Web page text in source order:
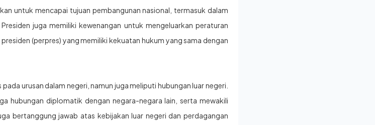
untuk mencapai tujuan pembangunan nasional, termasuk dalam
juga memiliki kewenangan untuk mengeluarkan peraturan
(perpres) yang memiliki kekuatan hukum yang sama dengan
urusan dalam negeri, namun juga meliputi hubungan luar negeri.
hubungan diplomatik dengan negara-negara lain, serta mewakili
bertanggung jawab atas kebijakan luar negeri dan perdagangan